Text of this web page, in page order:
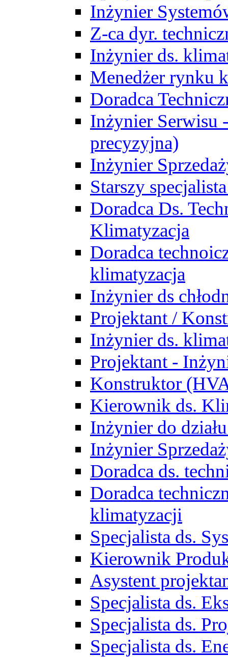
Inżynier
Z-ca dyr.
Inżynier ds.
Menedżer rynku
Doradca
Inżynier Serwisu
precyzyjna)
Inżynier
Starszy
Doradca Ds.
Klimatyzacja
Doradca
klimatyzacja
Inżynier ds
Projektant /
Inżynier ds.
Projektant -
Konstruktor
Kierownik ds.
Inżynier do
Inżynier
Doradca ds.
Doradca
klimatyzacji
Specjalista ds.
Kierownik
Asystent
Specjalista ds.
Specjalista ds.
Specjalista ds.